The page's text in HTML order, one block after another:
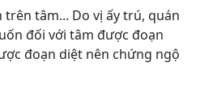
trên tâm... Do vị ấy trú, quán
đối với tâm được đoạn
đoạn diệt nên chứng ngộ